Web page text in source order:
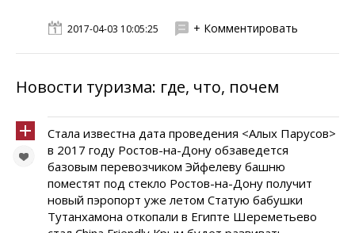
2017-04-03 10:05:25 + Комментировать
Новости туризма: где, что, почем
Стала известна дата проведения <Алых Парусов>
в 2017 году Ростов-на-Дону обзаведется
базовым перевозчиком Эйфелеву башню
поместят под стекло Ростов-на-Дону получит
новый пэропорт уже летом Статую бабушки
Тутанхамона откопали в Египте Шереметьево